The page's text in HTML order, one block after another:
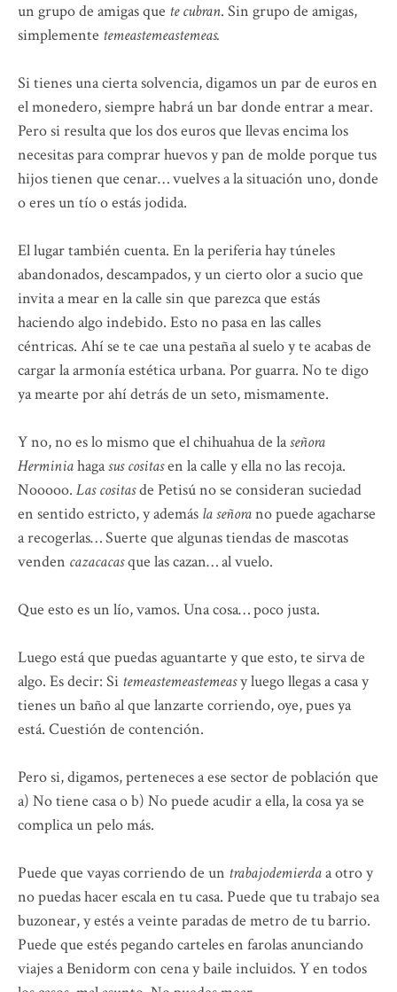
un grupo de amigas que te cubran. Sin grupo de amigas,
simplemente temeastemeastemeas.
Si tienes una cierta solvencia, digamos un par de euros en
el monedero, siempre habrá un bar donde entrar a mear.
Pero si resulta que los dos euros que llevas encima los
necesitas para comprar huevos y pan de molde porque tus
hijos tienen que cenar… vuelves a la situación uno, donde
o eres un tío o estás jodida.
El lugar también cuenta. En la periferia hay túneles
abandonados, descampados, y un cierto olor a sucio que
invita a mear en la calle sin que parezca que estás
haciendo algo indebido. Esto no pasa en las calles
céntricas. Ahí se te cae una pestaña al suelo y te acabas de
cargar la armonía estética urbana. Por guarra. No te digo
ya mearte por ahí detrás de un seto, mismamente.
Y no, no es lo mismo que el chihuahua de laseñora
Herminiahagasus cositasen la calle y ella no las recoja.
Nooooo. Las cositasde Petisú no se consideran suciedad
en sentido estricto, y además la señorano puede agacharse
a recogerlas… Suerte que algunas tiendas de mascotas
venden cazacacasque las cazan… al vuelo.
Que esto es un lío, vamos. Una cosa… poco justa.
Luego está que puedas aguantarte y que esto, te sirva de
algo. Es decir: Si temeastemeastemeasy luego llegas a casa y
tienes un baño al que lanzarte corriendo, oye, pues ya
está. Cuestión de contención.
Pero si, digamos, perteneces a ese sector de población que
a) No tiene casa o b) No puede acudir a ella, la cosa ya se
complica un pelo más.
Puede que vayas corriendo de un trabajodemierdaa otro y
no puedas hacer escala en tu casa. Puede que tu trabajo sea
buzonear, y estés a veinte paradas de metro de tu barrio.
Puede que estés pegando carteles en farolas anunciando
viajes a Benidorm con cena y baile incluidos. Y en todos